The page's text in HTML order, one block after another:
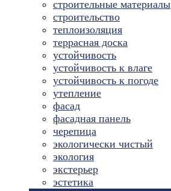
строительные материалы
строительство
теплоизоляция
террасная доска
устойчивость
устойчивость к влаге
устойчивость к погоде
утепление
фасад
фасадная панель
черепица
экологически чистый
экология
экстерьер
эстетика